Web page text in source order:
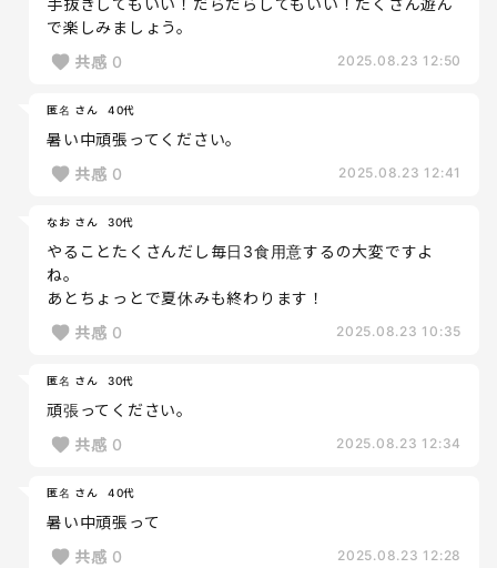
で楽しみましょう。
共感 0 2025.08.23 12:50
匿名 さん 40代
暑い中頑張ってください。
共感 0 2025.08.23 12:41
なお さん 30代
やることたくさんだし毎日3食用意するの大変ですよ
ね。
あとちょっとで夏休みも終わります！
共感 0 2025.08.23 10:35
匿名 さん 30代
頑張ってください。
共感 0 2025.08.23 12:34
匿名 さん 40代
暑い中頑張って
共感 0 2025.08.23 12:28